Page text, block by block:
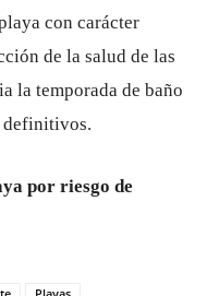
con carácter
de la salud de las
la temporada de baño
definitivos.
por riesgo de